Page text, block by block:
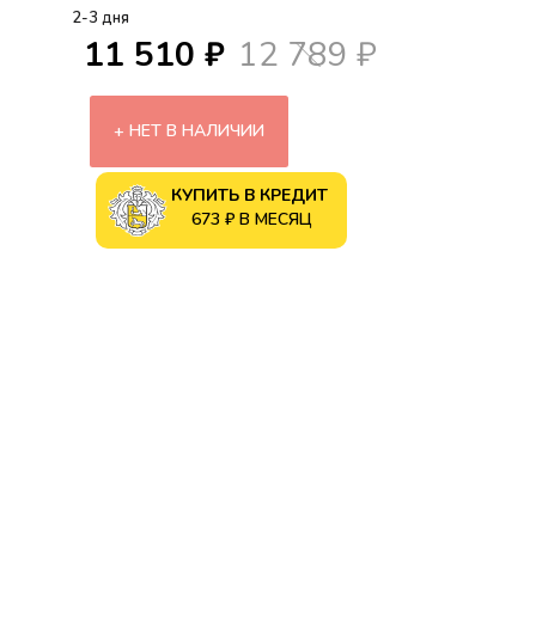
2-3 дня
11 510 ₽ 12 789 ₽
НЕТ В НАЛИЧИИ
КУПИТЬ В КРЕДИТ
673 ₽ В МЕСЯЦ